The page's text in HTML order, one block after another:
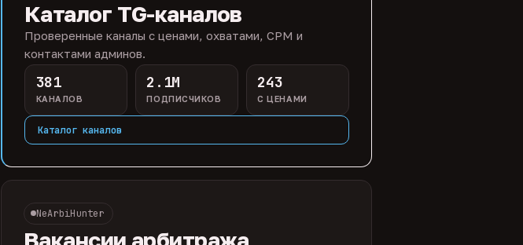
Каталог TG-каналов
Проверенные каналы с ценами, охватами, CPM и
контактами админов.
381
КАНАЛОВ
2.1M
ПОДПИСЧИКОВ
243
С ЦЕНАМИ
Каталог каналов
NeArbiHunter
Вакансии арбитража